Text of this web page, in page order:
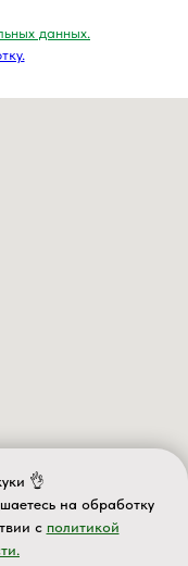
данных.
👌
на обработку
с политикой